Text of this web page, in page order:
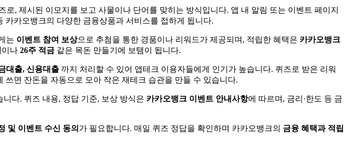
, 제시된 이모지를 보고 사물이나 단어를 맞히는 방식입니다. 앱 내 알림 또는 이벤트 페이지
카카오뱅크의 다양한 금융상품과 서비스를 접하게 됩니다.
는 이벤트 참여 보상으로 추첨을 통한 경품이나 리워드가 제공되며, 적립한 혜택은 카카오뱅크
이나 26주 적금 같은 목돈 만들기에 보탬이 됩니다.
대출, 신용대출 까지 처리할 수 있어 앱테크 이용자들에게 인기가 높습니다. 퀴즈로 받은 리워
쓰면 잔돈을 자동으로 모아 작은 재테크 습관을 만들 수 있습니다.
니다. 퀴즈 내용, 정답 기준, 보상 방식은 카카오뱅크 이벤트 안내사항에 따르며, 금리·한도 등 금
및 이벤트 수신 동의 가 필요합니다. 매일 퀴즈 정답을 확인하며 카카오뱅크의 금융 혜택과 적립